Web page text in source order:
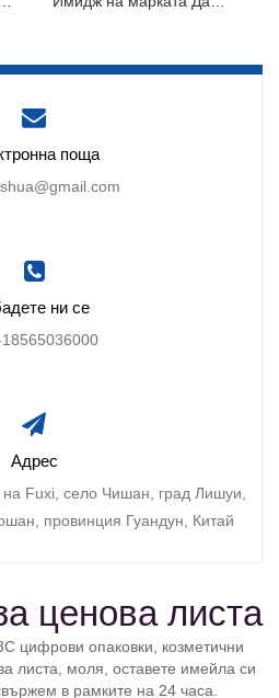
поща
ни се
Адрес
Fuxi, село Чишан, град Лишуи,
провинция Гуандун, Китай
ценова листа
цифрови опаковки, козметични
листа, моля, оставете имейла си
в рамките на 24 часа.